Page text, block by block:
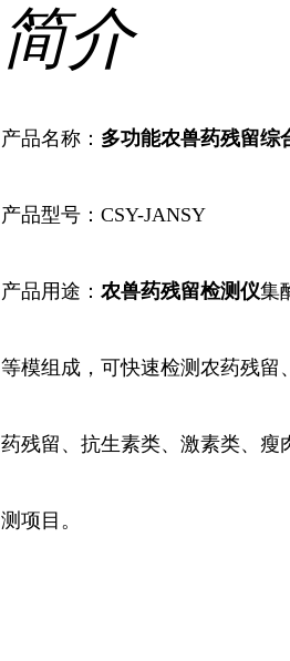
简介
产品名称： 多功能农兽药残留综
产品型号：CSY-JANSY
产品用途： 农兽药残留检测仪集
等模组成，可快速检测农药残留
药残留、抗生素类、激素类、瘦
测项目。